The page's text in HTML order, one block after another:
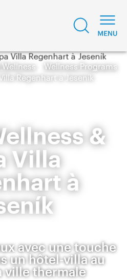
Wellness Programs
Regenhart à Jeseník
&
Villa
à
avec une touche
un hôtel-villa au
thermale